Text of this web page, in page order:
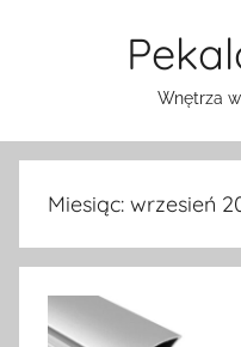
Wnętrza
Miesiąc: wrzesień